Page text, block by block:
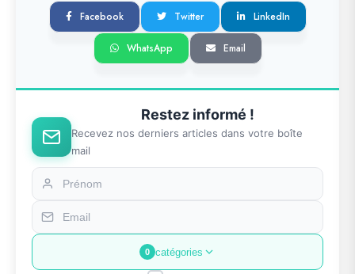
Facebook Twitter LinkedIn
WhatsApp Email
Restez informé !
Recevez nos derniers articles dans votre boîte
mail
0 catégories